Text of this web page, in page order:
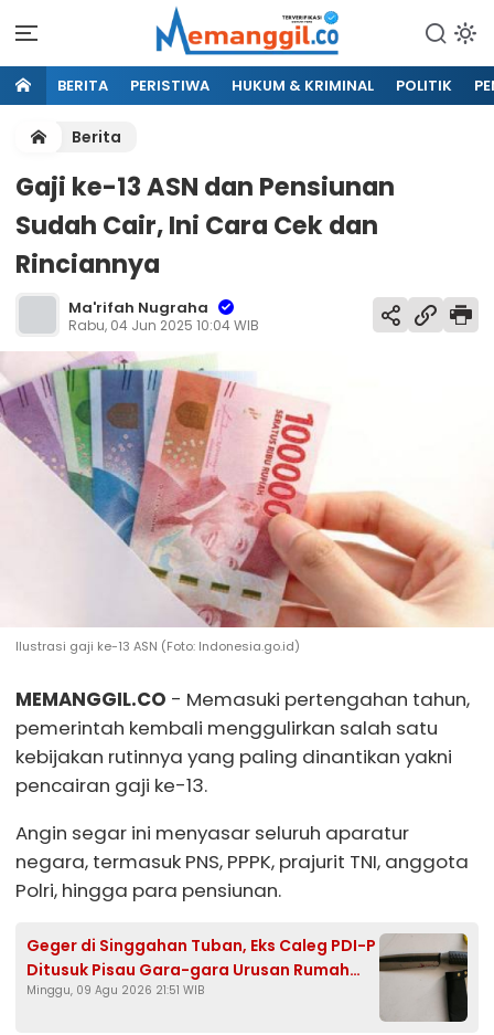
BERITA PERISTIWA HUKUM & KRIMINAL POLITIK
Berita
Gaji ke-13 ASN dan Pensiunan
Sudah Cair, Ini Cara Cek dan
Rinciannya
Ma'rifah Nugraha
Rabu, 04 Jun 2025 10:04 WIB
Ilustrasi gaji ke-13 ASN (Foto: Indonesia.go.id)
MEMANGGIL.CO - Memasuki pertengahan tahun,
pemerintah kembali menggulirkan salah satu
kebijakan rutinnya yang paling dinantikan yakni
pencairan gaji ke-13.
Angin segar ini menyasar seluruh aparatur
negara, termasuk PNS, PPPK, prajurit TNI, anggota
Polri, hingga para pensiunan.
Geger di Singgahan Tuban, Eks Caleg PDI-P
Ditusuk Pisau Gara-gara Urusan Rumah
Tangga
Minggu, 09 Agu 2026 21:51 WIB